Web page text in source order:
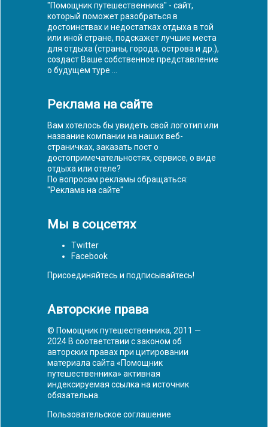
"Помощник путешественника" - сайт,
который поможет разобраться в
достоинствах и недостатках отдыха в той
или иной стране, подскажет лучшие места
для отдыха (страны, города, острова и др.),
создаст Ваше собственное представление
о будущем туре ...
Реклама на сайте
Вам хотелось бы увидеть свой логотип или
название компании на наших веб-
страничках, заказать пост о
достопримечательностях, сервисе, о виде
отдыха или отеле?
По вопросам рекламы обращаться:
"Реклама на сайте"
Мы в соцсетях
Twitter
Facebook
Присоединяйтесь и подписывайтесь!
Авторские права
© Помощник путешественника, 2011 —
2024 В соответствии с законом об
авторских правах при цитировании
материала сайта «Помощник
путешественника» активная
индексируемая ссылка на источник
обязательна.
Пользовательское соглашение